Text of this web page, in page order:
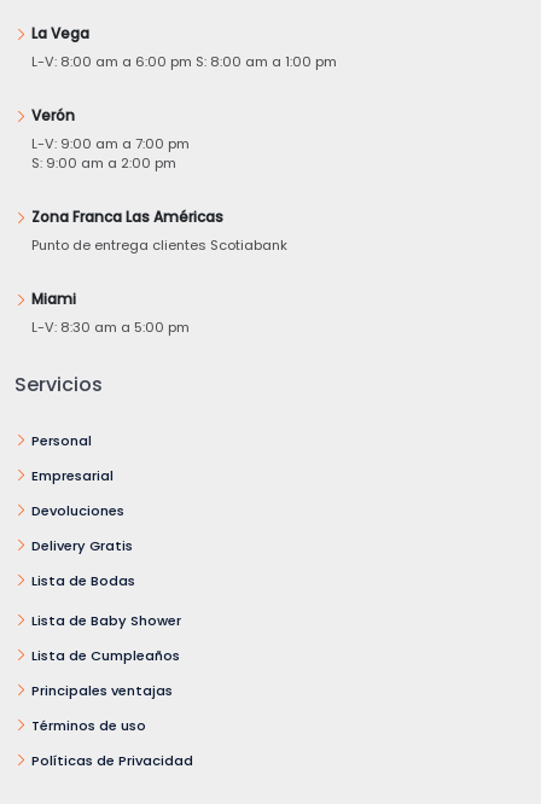
La Vega
L-V: 8:00 am a 6:00 pm S: 8:00 am a 1:00 pm
Verón
L-V: 9:00 am a 7:00 pm
S: 9:00 am a 2:00 pm
Zona Franca Las Américas
Punto de entrega clientes Scotiabank
Miami
L-V: 8:30 am a 5:00 pm
Servicios
Personal
Empresarial
Devoluciones
Delivery Gratis
Lista de Bodas
Lista de Baby Shower
Lista de Cumpleaños
Principales ventajas
Términos de uso
Políticas de Privacidad